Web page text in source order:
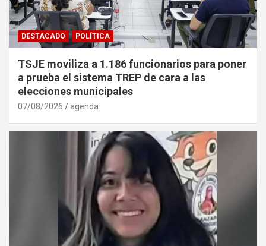
DESTACADO POLÍTICA
TSJE moviliza a 1.186 funcionarios para poner
a prueba el sistema TREP de cara a las
elecciones municipales
07/08/2026 agenda